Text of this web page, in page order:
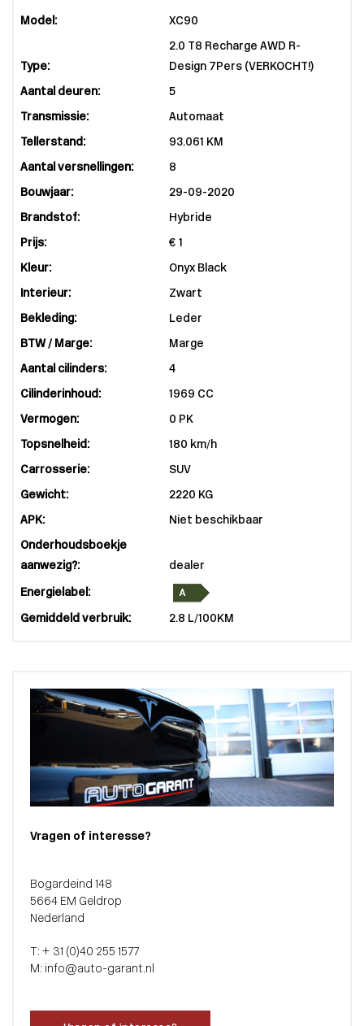
Model: XC90
Type:
2.0 T8 Recharge AWD R-
Design 7Pers (VERKOCHT!)
Aantal deuren: 5
Transmissie: Automaat
Tellerstand: 93.061 KM
Aantal versnellingen: 8
Bouwjaar: 29-09-2020
Brandstof: Hybride
Prijs: € 1
Kleur: Onyx Black
Interieur: Zwart
Bekleding: Leder
BTW / Marge: Marge
Aantal cilinders: 4
Cilinderinhoud: 1969 CC
Vermogen: 0 PK
Topsnelheid: 180 km/h
Carrosserie: SUV
Gewicht: 2220 KG
APK: Niet beschikbaar
Onderhoudsboekje
aanwezig?:
dealer
Energielabel:
Gemiddeld verbruik: 2.8 L/100KM
Vragen of interesse?
Bogardeind 148
5664 EM Geldrop
Nederland
T: + 31 (0)40 255 1577
M: info@auto-garant.nl